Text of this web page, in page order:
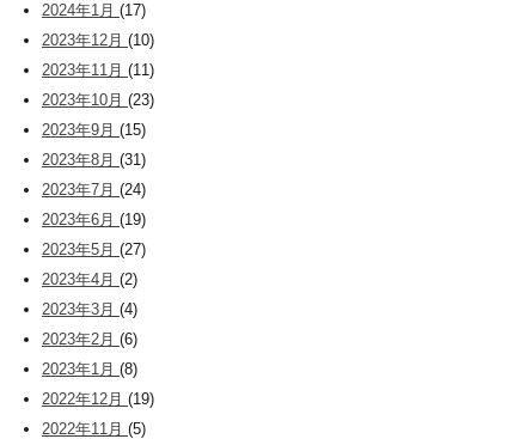
2024年1月 (17)
2023年12月 (10)
2023年11月 (11)
2023年10月 (23)
2023年9月 (15)
2023年8月 (31)
2023年7月 (24)
2023年6月 (19)
2023年5月 (27)
2023年4月 (2)
2023年3月 (4)
2023年2月 (6)
2023年1月 (8)
2022年12月 (19)
2022年11月 (5)